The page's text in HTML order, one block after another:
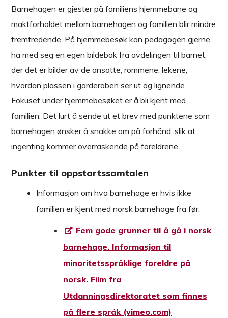
Barnehagen er gjester på familiens hjemmebane og
maktforholdet mellom barnehagen og familien blir mindre
fremtredende. På hjemmebesøk kan pedagogen gjerne
ha med seg en egen bildebok fra avdelingen til barnet,
der det er bilder av de ansatte, rommene, lekene,
hvordan plassen i garderoben ser ut og lignende.
Fokuset under hjemmebesøket er å bli kjent med
familien. Det lurt å sende ut et brev med punktene som
barnehagen ønsker å snakke om på forhånd, slik at
ingenting kommer overraskende på foreldrene.
Punkter til oppstartssamtalen
Informasjon om hva barnehage er hvis ikke
familien er kjent med norsk barnehage fra før.
Fem gode grunner til å gå i norsk
barnehage. Informasjon til
minoritetsspråklige foreldre på
norsk. Film fra
Utdanningsdirektoratet som finnes
på flere språk (vimeo.com)